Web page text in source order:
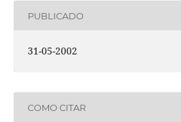
PUBLICADO
31-05-2002
COMO CITAR